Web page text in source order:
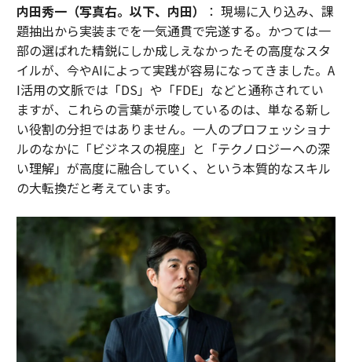
内田秀一（写真右。以下、内田）
： 現場に入り込み、課
題抽出から実装までを一気通貫で完遂する。かつては一
部の選ばれた精鋭にしか成しえなかったその高度なスタ
イルが、今やAIによって実践が容易になってきました。A
I活用の文脈では「DS」や「FDE」などと通称されてい
ますが、これらの言葉が示唆しているのは、単なる新し
い役割の分担ではありません。一人のプロフェッショナ
ルのなかに「ビジネスの視座」と「テクノロジーへの深
い理解」が高度に融合していく、という本質的なスキル
の大転換だと考えています。